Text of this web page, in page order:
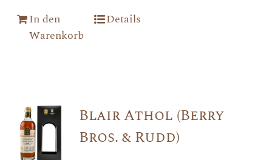
In den
Warenkorb
Details
Blair Athol (Berry
Bros. & Rudd)